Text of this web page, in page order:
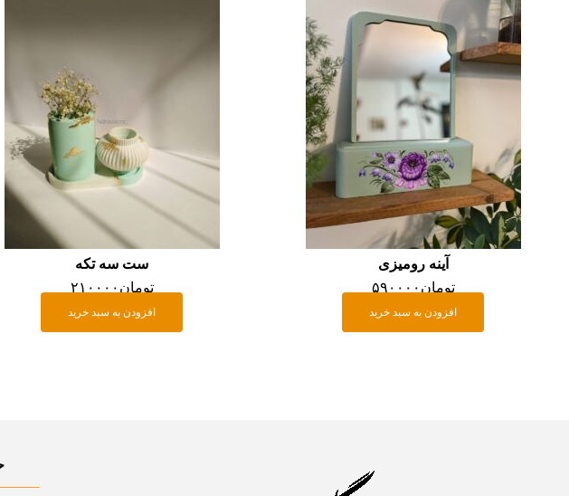
آینه رومیزی
تومان ۵۹۰۰۰۰
افزودن به سبد خرید
ست سه تکه
تومان ۲۱۰۰۰۰
افزودن به سبد خرید